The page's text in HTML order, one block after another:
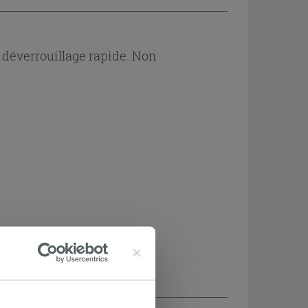
rapide. Non